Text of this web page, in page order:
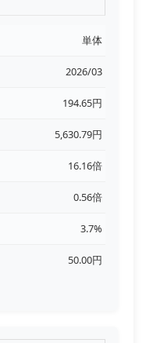
単体
2026/03
194.65円
5,630.79円
16.16倍
0.56倍
3.7%
50.00円